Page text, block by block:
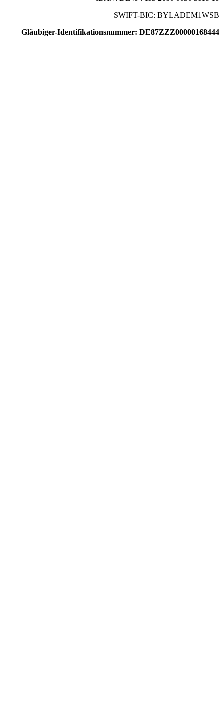
SWIFT-BIC: BYLADEM1WSB
Gläubiger-Identifikationsnummer: DE87ZZZ00000168444